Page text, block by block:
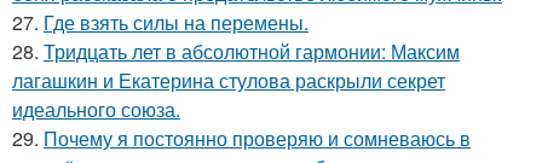
27. Где взять силы на перемены.
28. Тридцать лет в абсолютной гармонии: Максим
лагашкин и Екатерина стулова раскрыли секрет
идеального союза.
29. Почему я постоянно проверяю и сомневаюсь в